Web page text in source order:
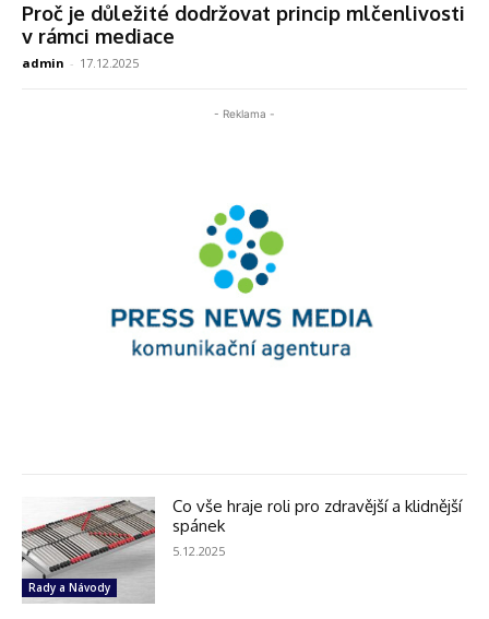
Proč je důležité dodržovat princip mlčenlivosti
v rámci mediace
admin - 17.12.2025
- Reklama -
Rady a Návody
Co vše hraje roli pro zdravější a klidnější
spánek
5.12.2025